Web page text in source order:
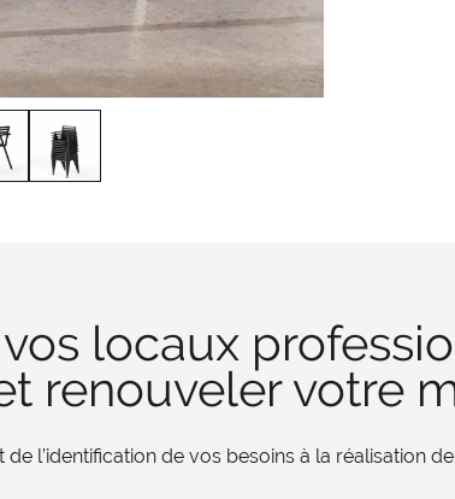
locaux
renouveler votre
l’identification de vos besoins à la réalisation